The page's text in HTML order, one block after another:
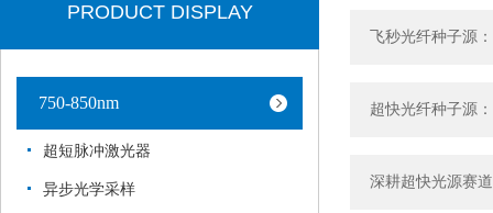
PRODUCT DISPLAY
750-850nm
超短脉冲激光器
异步光学采样
飞秒光纤种子源
超快光纤种子源
深耕超快光源赛